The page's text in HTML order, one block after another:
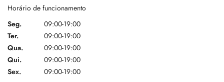
Horário de funcionamento
Seg.
09:00-19:00
Ter.
09:00-19:00
Qua.
09:00-19:00
Qui.
09:00-19:00
Sex.
09:00-19:00